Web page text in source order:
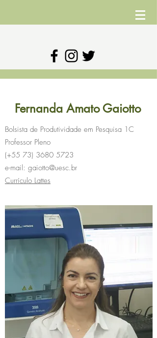
Fernanda Amato Gaiotto
Bolsista de Produtividade em Pesquisa 1C
Professor Pleno
(+55 73) 3680 5723
e-mail: gaiotto@uesc.br
Currículo Lattes